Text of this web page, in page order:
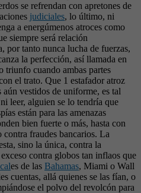
se refrendan con apretones de
judiciales, lo último, ni
a energúmenos atroces como
siempre será relación
por tanto nunca lucha de fuerzas,
la perfección, así llamada en
triunfo cuando ambas partes
el trato. Que 1 estafador atroz
aún vestidos de uniforme, es tal
leer, alguien se lo tendría que
están para las amenazas
bien fuerte o más, hasta con
contra fraudes bancarios. La
sino la única, contra la
contra globos tan inflaos que
es de las Bahamas, Miami o Wall
cuentas, allá quienes se las fían, o
el polvo del revolcón para